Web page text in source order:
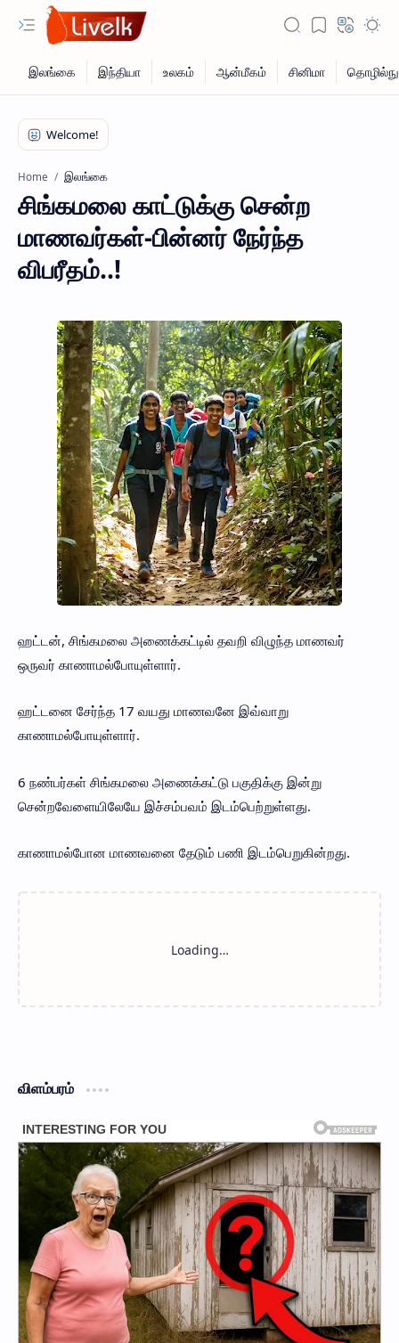
Home இலங்கை
சிங்கமலை காட்டுக்கு சென்ற
மாணவர்கள்-பின்னர் நேர்ந்த
விபரீதம்..!
ஹட்டன், சிங்கமலை அணைக்கட்டில் தவறி விழுந்த மாணவர்
ஒருவர் காணாமல்போயுள்ளார்.
ஹட்டனை சேர்ந்த 17 வயது மாணவனே இவ்வாறு
காணாமல்போயுள்ளார்.
6 நண்பர்கள் சிங்கமலை அணைக்கட்டு பகுதிக்கு இன்று
சென்றவேளையிலேயே இச்சம்பவம் இடம்பெற்றுள்ளது.
காணாமல்போன மாணவனை தேடும் பணி இடம்பெறுகின்றது.
விளம்பரம்